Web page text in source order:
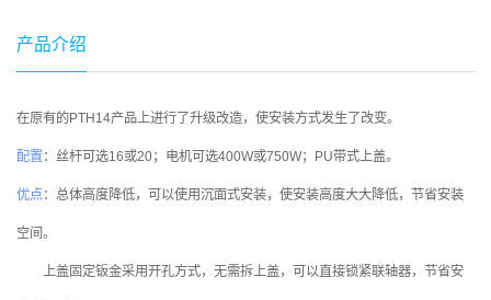
产品介绍
在原有的PTH14产品上进行了升级改造，使安装方式发生了改变。
配置：丝杆可选16或20；电机可选400W或750W；PU带式上盖。
优点：总体高度降低，可以使用沉面式安装，使安装高度大大降低，节省安装
空间。
上盖固定钣金采用开孔方式，无需拆上盖，可以直接锁紧联轴器，节省安